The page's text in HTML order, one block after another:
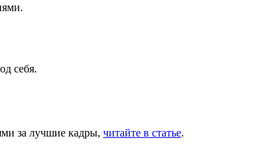
себя.
за лучшие кадры, читайте в статье.